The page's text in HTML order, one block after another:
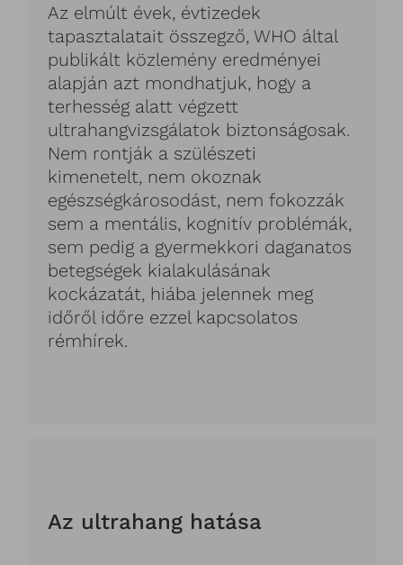
Az elmúlt évek, évtizedek
tapasztalatait összegző, WHO által
publikált közlemény eredményei
alapján azt mondhatjuk, hogy a
terhesség alatt végzett
ultrahangvizsgálatok biztonságosak.
Nem rontják a szülészeti
kimenetelt, nem okoznak
egészségkárosodást, nem fokozzák
sem a mentális, kognitív problémák,
sem pedig a gyermekkori daganatos
betegségek kialakulásának
kockázatát, hiába jelennek meg
időről időre ezzel kapcsolatos
rémhírek.
Az ultrahang hatása